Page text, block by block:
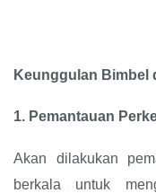
Keunggulan Bimbel
1. Pemantauan
Akan dilakukan
berkala untuk